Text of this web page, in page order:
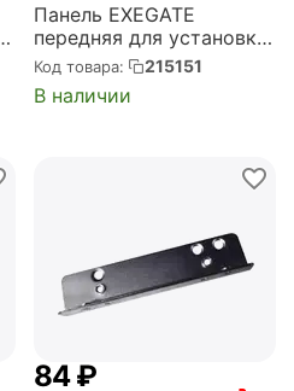
Панель EXEGATE
передняя для установки
устройства 3.5" в отсек
5.25", HD-809
(EX269461RUS)
Код товара: 215151
В наличии
‍84‍₽